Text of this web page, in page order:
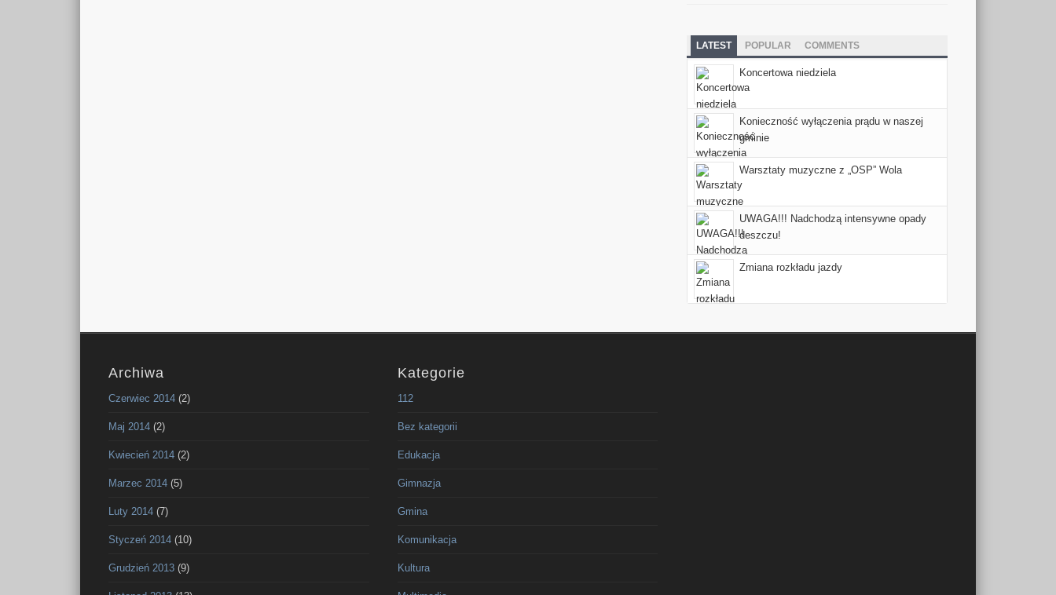
LATEST POPULAR COMMENTS
Koncertowa niedziela
Konieczność wyłączenia prądu w naszej
gminie
Warsztaty muzyczne z „OSP” Wola
UWAGA!!! Nadchodzą intensywne opady
deszczu!
Zmiana rozkładu jazdy
Archiwa
Czerwiec 2014 (2)
Maj 2014 (2)
Kwiecień 2014 (2)
Marzec 2014 (5)
Luty 2014 (7)
Styczeń 2014 (10)
Grudzień 2013 (9)
Kategorie
112
Bez kategorii
Edukacja
Gimnazja
Gmina
Komunikacja
Kultura